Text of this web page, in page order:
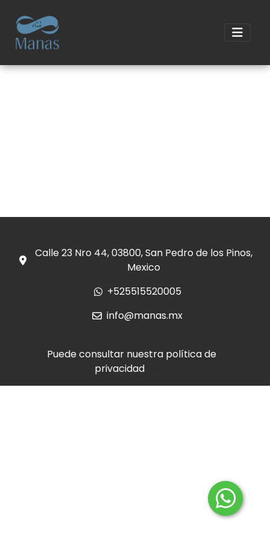
Calle 23 Nro 44, 03800, San Pedro de los Pinos,
Mexico
+525515520005
info@manas.mx
Puede consultar nuestra política de
privacidad